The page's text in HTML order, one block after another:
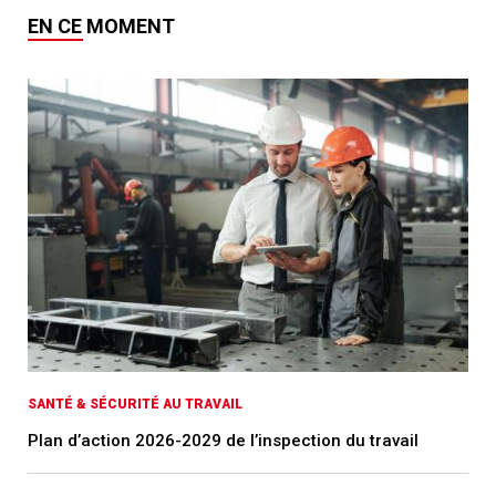
EN CE MOMENT
SANTÉ & SÉCURITÉ AU TRAVAIL
Plan d’action 2026-2029 de l’inspection du travail